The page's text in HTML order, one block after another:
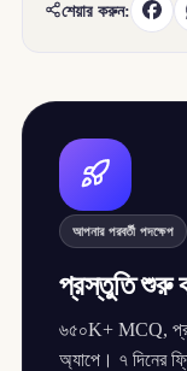
শেয়ার করুন:
আপনার পরবর্তী পদক্ষেপ
প্রস্তুতি শুরু
৬৫০K+ MCQ,
অ্যাপে। ৭ দিনের